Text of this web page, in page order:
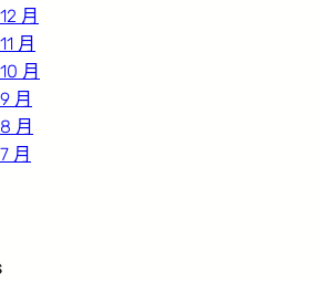
月
月
月
月
月
月